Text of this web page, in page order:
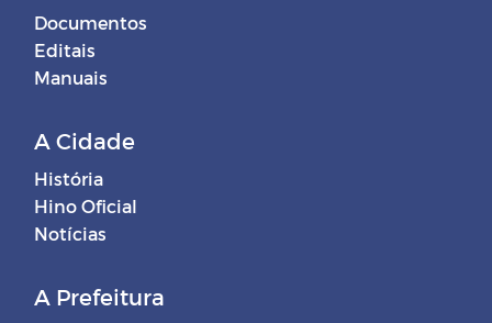
Documentos
Editais
Manuais
A Cidade
História
Hino Oficial
Notícias
A Prefeitura